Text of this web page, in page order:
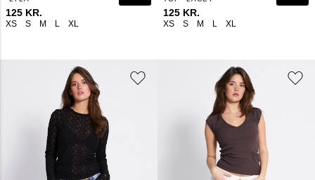
XS S M L XL
125 KR.
XS S M L XL
125 KR.